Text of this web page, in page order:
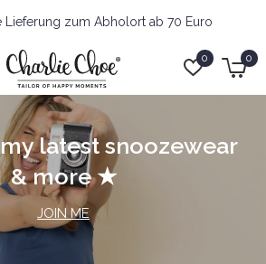
0 0
Lieferung zum Abholort ab 70 Euro
latest snoozewear
& more ★
JOIN ME